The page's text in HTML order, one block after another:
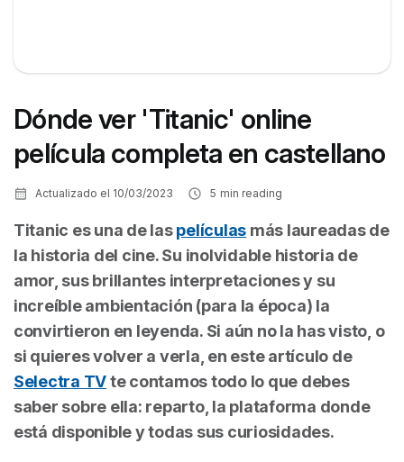
Dónde ver 'Titanic' online
película completa en castellano
Actualizado el 10/03/2023 5 min reading
Titanic es una de laspelículas más laureadas de
la historia del cine. Su inolvidable historia de
amor, sus brillantes interpretaciones y su
increíble ambientación (para la época) la
convirtieron en leyenda. Si aún no la has visto, o
si quieres volver a verla, en este artículo de
Selectra TVte contamos todo lo que debes
saber sobre ella: reparto, la plataforma donde
está disponible y todas sus curiosidades.